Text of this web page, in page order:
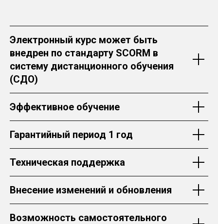
Электронный курс может быть
внедрен по стандарту SCORM в
систему дистанционного обучения
(СДО)
Эффективное обучение
Гарантийный период 1 год
Техническая поддержка
Внесение изменений и обновления
Возможность самостоятельного